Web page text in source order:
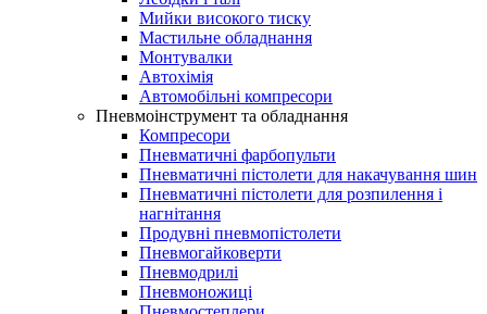
Мийки високого тиску
Мастильне обладнання
Монтувалки
Автохімія
Автомобільні компресори
Пневмоінструмент та обладнання
Компресори
Пневматичні фарбопульти
Пневматичні пістолети для накачування шин
Пневматичні пістолети для розпилення і
нагнітання
Продувні пневмопістолети
Пневмогайковерти
Пневмодрилі
Пневмоножиці